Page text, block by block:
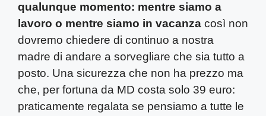
qualunque momento: mentre siamo a
lavoro o mentre siamo in vacanza così non
dovremo chiedere di continuo a nostra
madre di andare a sorvegliare che sia tutto a
posto. Una sicurezza che non ha prezzo ma
che, per fortuna da MD costa solo 39 euro:
praticamente regalata se pensiamo a tutte le